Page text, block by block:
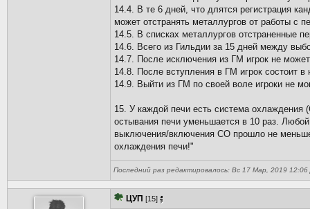
14.4. В те 6 дней, что длятся регистрация
может отстранять металлургов от работы с
14.5. В списках металлургов отстраненные
14.6. Всего из Гильдии за 15 дней между
14.7. После исключения из ГМ игрок не
14.8. После вступления в ГМ игрок состоит
14.9. Выйти из ГМ по своей воле игроки не
15. У каждой печи есть система
остывания печи уменьшается в 10 раз.
выключения/включения СО прошло не
охлаждения печи!"
Последний раз редактировалось: Вс 17 Мар, 2019 12:06
ЦУП [15]